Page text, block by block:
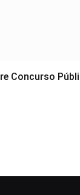
Concurso